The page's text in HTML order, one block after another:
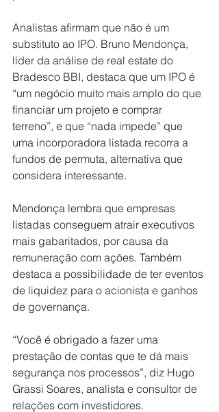
Analistas afirmam que não é um
substituto ao IPO. Bruno Mendonça,
líder da análise de real estate do
Bradesco BBI, destaca que um IPO é
“um negócio muito mais amplo do que
financiar um projeto e comprar
terreno”, e que “nada impede” que
uma incorporadora listada recorra a
fundos de permuta, alternativa que
considera interessante.
Mendonça lembra que empresas
listadas conseguem atrair executivos
mais gabaritados, por causa da
remuneração com ações. Também
destaca a possibilidade de ter eventos
de liquidez para o acionista e ganhos
de governança.
“Você é obrigado a fazer uma
prestação de contas que te dá mais
segurança nos processos”, diz Hugo
Grassi Soares, analista e consultor de
relações com investidores.